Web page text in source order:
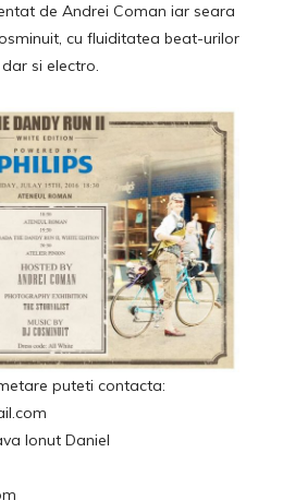
de Andrei Coman iar seara
cu fluiditatea beat-urilor
si electro.
puteti contacta:
Ionut Daniel